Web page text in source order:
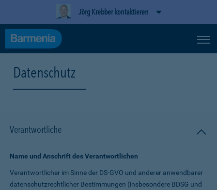
Jörg Krebber kontaktieren
Datenschutz
Verantwortliche
Name und Anschrift des Verantwortlichen
Verantwortlicher im Sinne der DS-GVO und anderer anwendbarer
datenschutz­rechtlicher Bestimmungen (insbesondere BDSG und